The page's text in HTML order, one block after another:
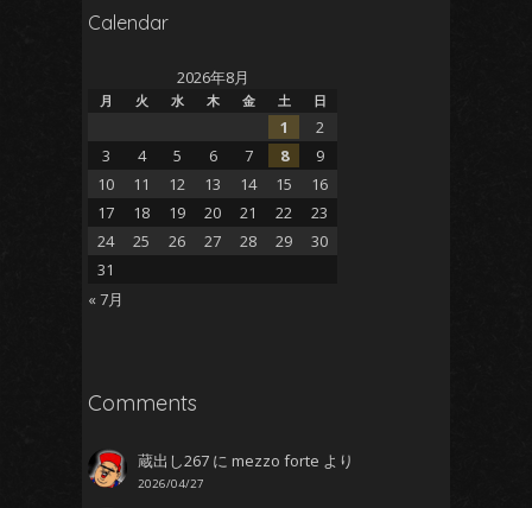
Calendar
2026年8月
月 火 水 木 金 土 日
1
2
3
4 5 6 7 8
9
10
11 12 13 14 15
16
17
18 19 20 21 22
23
24
25 26 27 28 29
30
31
« 7月
Comments
蔵出し267 にmezzo forte より
2026/04/27